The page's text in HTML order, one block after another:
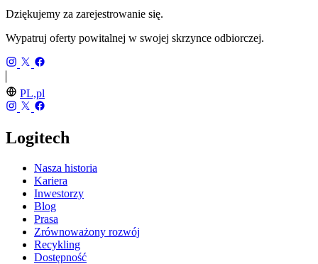
Dziękujemy za zarejestrowanie się.
Wypatruj oferty powitalnej w swojej skrzynce odbiorczej.
PL,pl
Logitech
Nasza historia
Kariera
Inwestorzy
Blog
Prasa
Zrównoważony rozwój
Recykling
Dostępność